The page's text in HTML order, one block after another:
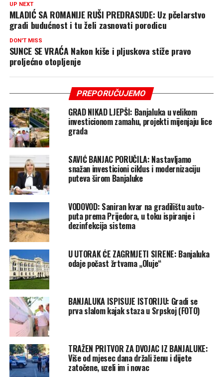
UP NEXT
MLADIĆ SA ROMANIJE RUŠI PREDRASUDE: Uz pčelarstvo
gradi budućnost i tu želi zasnovati porodicu
DON'T MISS
SUNCE SE VRAĆA Nakon kiše i pljuskova stiže pravo
proljećno otopljenje
PREPORUČUJEMO
GRAD NIKAD LJEPŠI: Banjaluka u velikom
investicionom zamahu, projekti mijenjaju lice
grada
SAVIĆ BANJAC PORUČILA: Nastavljamo
snažan investicioni ciklus i modernizaciju
puteva širom Banjaluke
VODOVOD: Saniran kvar na gradilištu auto-
puta prema Prijedora, u toku ispiranje i
dezinfekcija sistema
U UTORAK ĆE ZAGRMJETI SIRENE: Banjaluka
odaje počast žrtvama „Oluje“
BANJALUKA ISPISUJE ISTORIJU: Gradi se
prva slalom kajak staza u Srpskoj (FOTO)
TRAŽEN PRITVOR ZA DVOJAC IZ BANJALUKE:
Više od mjesec dana držali ženu i dijete
zatočene, uzeli im i novac